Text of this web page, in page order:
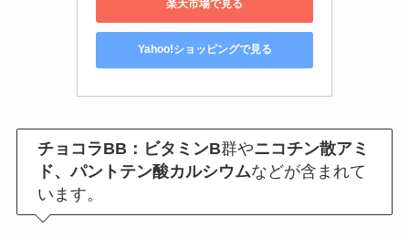
楽天市場で見る
Yahoo!ショッピングで見る
チョコラBB：ビタミンB群やニコチン散アミ
ド、パントテン酸カルシウムなどが含まれて
います。